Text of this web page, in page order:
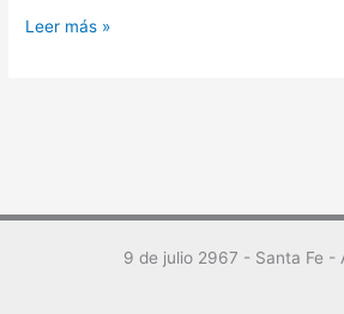
Leer más »
9 de julio 2967 - Santa Fe -